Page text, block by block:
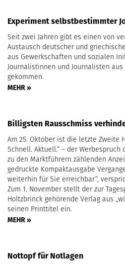
Experiment selbstbestimmter
Seit zwei Jahren gibt es einen von
Austausch deutscher und
aus Gewerkschaften und sozialen
Journalistinnen und Journalisten
gekommen.
MEHR »
Billigsten Rausschmiss
Am 25. Oktober ist die letzte Zweite
Schnell. Aktuell.“ – der
zu den Marktführern zählenden
gedruckte Kompaktausgabe
weiterhin für Sie erreichbar“,
Zum 1. November stellt der zur
Holtzbrinck gehörende Verlag aus
seinen Printtitel ein.
MEHR »
Nottopf für Notlagen